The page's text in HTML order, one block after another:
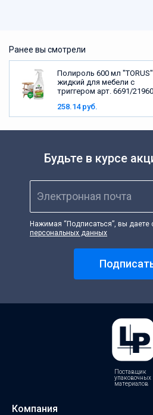
Ранее вы смотрели
Полироль 600 мл "TORUS"
жидкий для мебели с
триггером арт. 6691/
258.14 руб.
Будьте в курсе
Электронная почта
Нажимая “Подписаться”, вы даете
персональных данных
Поставщик
упаковочных
материалов
Компания